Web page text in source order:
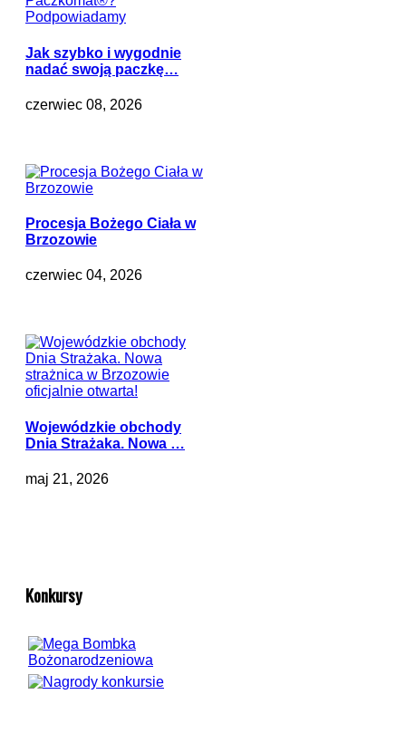
Jak szybko i wygodnie
nadać swoją paczkę…
czerwiec 08, 2026
Procesja Bożego Ciała w
Brzozowie
czerwiec 04, 2026
Wojewódzkie obchody
Dnia Strażaka. Nowa …
maj 21, 2026
Konkursy